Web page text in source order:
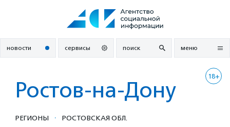
новости сервисы поиск меню
18+
Ростов-на-Дону
РЕГИОНЫ · РОСТОВСКАЯ ОБЛ.